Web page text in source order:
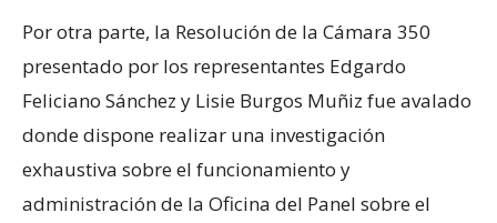
Por otra parte, la Resolución de la Cámara 350
presentado por los representantes Edgardo
Feliciano Sánchez y Lisie Burgos Muñiz fue avalado
donde dispone realizar una investigación
exhaustiva sobre el funcionamiento y
administración de la Oficina del Panel sobre el